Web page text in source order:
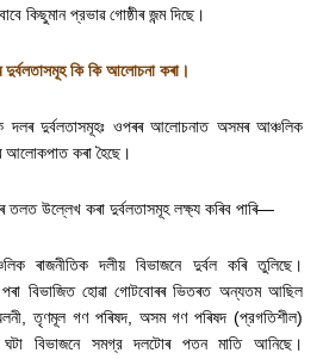
কিছুমান প্রভাৱ গোষ্ঠীৰ জন্ম দিছে।
কি কি আলোচনা কৰা।
দলৰ দুৰ্বলতাসমূহঃ ওপৰৰ আলোচনাত অসমৰ আঞ্চলিক
আলোকপাত কৰা হৈছে।
উল্লেখ কৰা দুৰ্বলতাসমূহ লক্ষ্য কৰিব পাৰি—
ৰাজনীতিক দলীয় বিভাজনে দুৰ্বল কৰি তুলিছে।
বিভাজিত হোৱা গোটবোৰৰ ভিতৰত অন্যতম আছিল
,তৃণমূল গণ পৰিষদ, অসম গণ পৰিষদ (প্রগতিশীল)
বিভাজনে সমগ্র দলটোৰ পতন মাতি আনিছে।